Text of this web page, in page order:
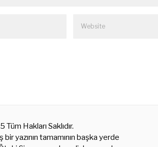
Hakları Saklıdır.
bir yazının tamamının başka yerde